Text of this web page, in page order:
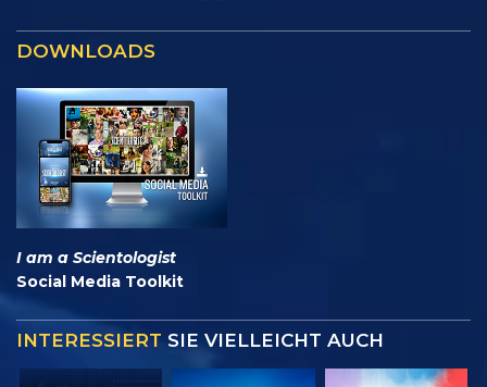
DOWNLOADS
I am a Scientologist
Social Media Toolkit
INTERESSIERT SIE VIELLEICHT AUCH